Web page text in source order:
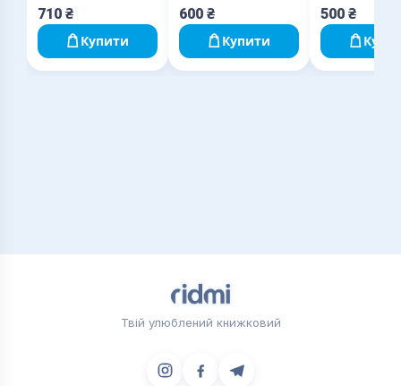
710 ₴
Купити
600 ₴
Купити
500 ₴
Твій улюблений книжковий